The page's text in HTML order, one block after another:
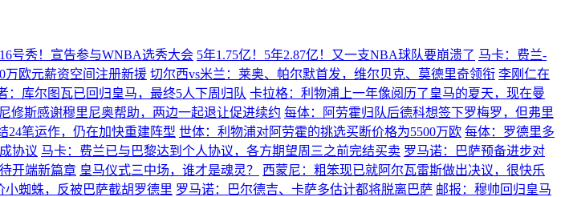
号秀！宣告参与WNBA选秀大会 5年1.75亿！5年2.87亿！又一支NBA球队要崩溃了 马卡：费兰-
万欧元薪资空间注册新援 切尔西vs米兰：莱奥、帕尔默首发，维尔贝克、莫德里奇领衔 李刚仁在
：库尔图瓦已回归皇马，最终5人下周归队 卡拉格：利物浦上一年像阅历了皇马的夏天，现在曼
修斯感谢穆里尼奥帮助，两边一起退让促进续约 每体：阿劳霍归队后德科想签下罗梅罗，但弗里
24笔运作，仍在加快重建阵型 世体：利物浦对阿劳霍的挑选买断价格为5500万欧 每体：罗德里多
协议 马卡：费兰已与巴黎达到个人协议，各方期望周三之前完结买卖 罗马诺：巴萨预备进步对
开端新篇章 皇马仪式三中场，谁才是魂灵？
西蒙尼：粗笨现已就阿尔瓦雷斯做出决议，很快乐
小蜘蛛，反被巴萨截胡罗德里 罗马诺：巴尔德吉、卡萨多估计都将脱离巴萨 邮报：穆帅回归皇马